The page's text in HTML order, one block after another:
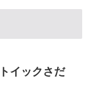
イックさだ